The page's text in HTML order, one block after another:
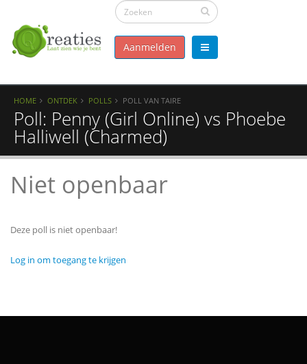
Aanmelden
HOME ONTDEK POLLS POLL VAN TAIRE
Poll: Penny (Girl Online) vs Phoebe
Halliwell (Charmed)
Niet openbaar
Deze poll is niet openbaar!
Log in om toegang te krijgen